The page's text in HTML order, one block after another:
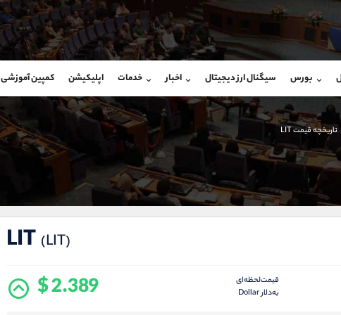
بورس سیگنال ارز دیجیتال اخبار خدمات اپلیکیشن کمپین آموزشی
تاریخچه قیمت LIT
LIT (LIT)
قیمت‌لحظه‌ای
به‌دلار Dollar
$ 2.389
شروع گفتگو
@Armteam_admin_33
118
شروع گفتگو
@Armteam_admin_103
داخلی 103